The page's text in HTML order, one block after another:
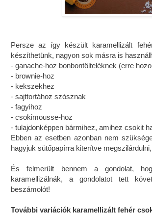
Persze az így készült karamellizált
készíthetünk, nagyon sok másra is
- ganache-hoz bonbontölteléknek (erre
- brownie-hoz
- kekszekhez
- sajttortához szósznak
- fagyihoz
- csokimousse-hoz
- tulajdonképpen bármihez, amihez csokit
Ebben az esetben azonban nem
hagyjuk sütőpapírra kiterítve
És felmerült bennem a gondolat,
karamellizálnák, a gondolatot tett
beszámolót!
További variációk karamellizált fehér